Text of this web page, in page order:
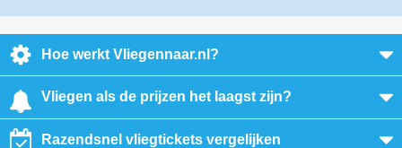
Hoe werkt Vliegennaar.nl?
Vliegen als de prijzen het laagst zijn?
Razendsnel vliegtickets vergelijken